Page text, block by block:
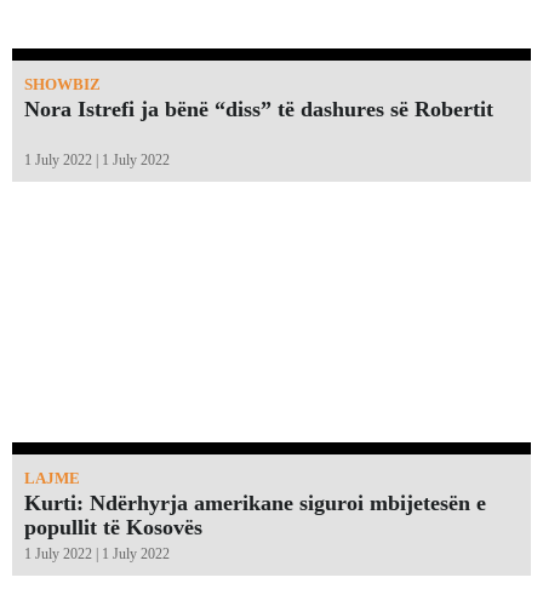
SHOWBIZ
Nora Istrefi ja bënë “diss” të dashures së Robertit
1 July 2022 | 1 July 2022
LAJME
Kurti: Ndërhyrja amerikane siguroi mbijetesën e
popullit të Kosovës
1 July 2022 | 1 July 2022